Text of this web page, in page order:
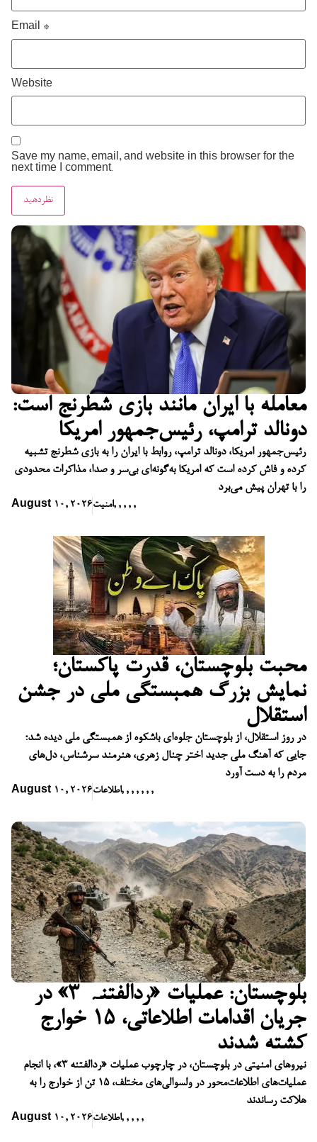
معامله با ایران مانند بازی شطرنج است:
دونالد ترامپ، رئیس‌جمهور امریکا
رئیس‌جمهور امریکا، دونالد ترامپ، روابط با ایران را به بازی شطرنج تشبیه
کرده و فاش کرده است که امریکا به‌گونه‌ای بی‌سر و صدا، مذاکرات محدودی
را با تهران پیش می‌برد
August 10, 2026امنیت, , , , ,
محبت بلوچستان، قدرت پاکستان؛
نمایش بزرگ همبستگی ملی در جشن
استقلال
در روز استقلال، از بلوچستان جلوه‌ای باشکوه از همبستگی ملی دیده شد؛
جایی که آهنگ ملی جدید اختر چنال زهری، هنرمند سرشناس، دل‌های
مردم را به دست آورد
August 10, 2026اطلاعات, , , , , , ,
بلوچستان: عملیات «ردالفتنہ ۳» در
جریان اقدامات اطلاعاتی، ۱۵ خوارج
کشته شدند
نیروهای امنیتی در بلوچستان، در چارچوب عملیات «ردالفتنه ۳»، با انجام
عملیات‌های اطلاعات‌محور در ولسوالی‌های مختلف، ۱۵ تن از خوارج را به
هلاکت رساندند
August 10, 2026اطلاعات, , , , ,
Email *
Website
Save my name, email, and website in this browser for the
next time I comment.